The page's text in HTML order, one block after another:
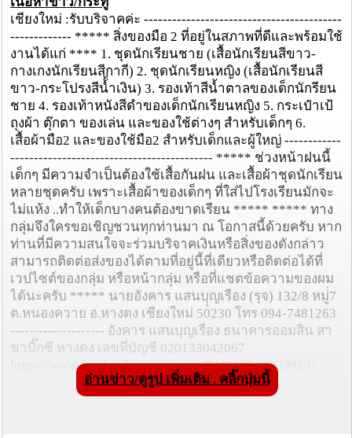
เชียงใหม่ :รับบริจาคค่ะ ------------------------------------------
------------- ***** สิ่งของมือ 2 ที่อยู่ในสภาพที่ดีและพร้อมใช้
งานได้แก่ **** 1. ชุดนักเรียนชาย (เสื้อนักเรียนสีขาว-
กางเกงนักเรียนสีกากี) 2. ชุดนักเรียนหญิง (เสื้อนักเรียนสี
ขาว-กระโปรงสีน้้ำเงิน) 3. รองเท้าสีน้ำตาลของเด็กนักรียน
ชาย 4. รองเท้าหนังสีดำของเด็กนักเรียนหญิง 5. กระเป๋าเป้
ถุงผ้า ตุ๊กตา ของเล่น และของใช้ต่างๆ สำหรับเด็กๆ 6.
เสื้อผ้ามือ2 และของใช้มือ2 สำหรับเด็กและผู้ใหญ่ ------------
------------------------------------------- ***** ช่วงหน้าฝนนี้
เด็กๆ มีความจำเป็นต้องใช้เสื้อกันฝน และเสื้อผ้าชุดนักเรียน
หลายชุดครับ เพราะเสื้อผ้าของเด็กๆ ที่ใส่ไปโรงเรียนมักจะ
ไม่แห้ง ..ทำให้เด็กบางคนต้องขาดเรียน ***** ***** ทาง
กลุ่มจึงใครขอเชิญชวนทุกท่านมา ณ โอกาสนี้ด้วยครับ หาก
ท่านที่มีความสนใจจะร่วมบริจาคเงินหรือสิ่งของดังกล่าว
สามารถติดต่อส่งของได้ตามที่อยู่นี้ที่เดียวหรือติดต่อได้ที่
เวปไซต์ของกลุ่ม หรือหน้ากลุ่ม หรือที่แชตข้อความของผม
ได้นะครับ ***** นายอังคาร แสนบุุญเรือง (รุจ) 132/8 หมู่่7
ต.หนองควาย อ.หางดง เชียงใหม่ 50230 โทร 094-7481263
-------------------- อังคาร แสนบุญเรือง ธนาคารออมสิน สา
ขาบิ๊กซี หางดง เลขที่บัญชี 020133042067
https://www.facebook.com/groups/744618518939029/
อ่านข่าว/ดูรูป เพิ่มเติม . คลิ๊กปุ่มนี้